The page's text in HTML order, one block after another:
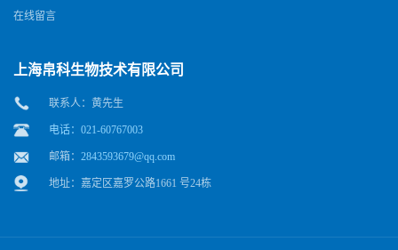
在线留言
上海帛科生物技术有限公司
联系人：黄先生
电话：021-60767003
邮箱： 2843593679@qq.com
地址：嘉定区嘉罗公路1661 号24栋